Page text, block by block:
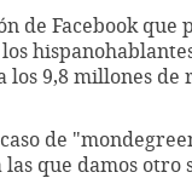
de Facebook que
los 9,8 millones de
de
las que damos otro